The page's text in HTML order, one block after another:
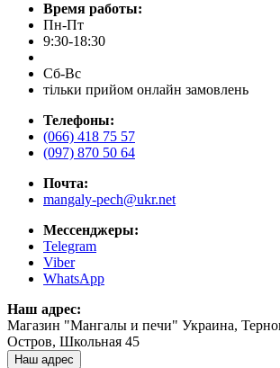
Время работы:
Пн-Пт
9:30-18:30
Сб-Вс
тільки прийом онлайн замовлень
Телефоны:
(066) 418 75 57
(097) 870 50 64
Почта:
mangaly-pech@ukr.net
Мессенджеры:
Telegram
Viber
WhatsApp
Наш адрес:
Магазин "Мангалы и печи" Украина,
Остров, Школьная 45
Наш адрес